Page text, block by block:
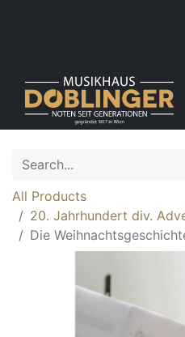
All Products
20. Jahrhundert div.
Die